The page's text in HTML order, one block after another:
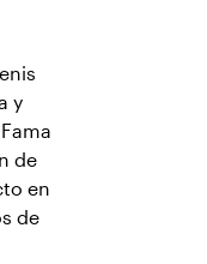
y
de
en
de